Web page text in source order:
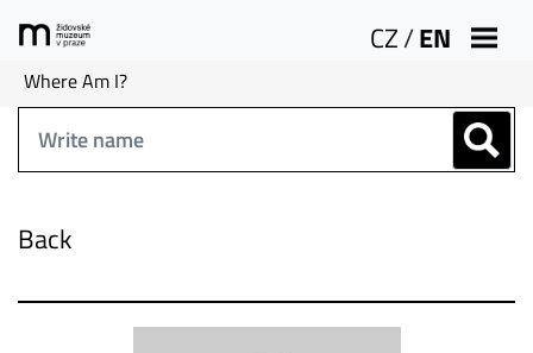
CZ/EN
Where Am I?
Back